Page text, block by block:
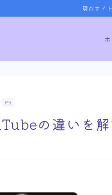
現在サイ
時間をつくる
PR
の違いを